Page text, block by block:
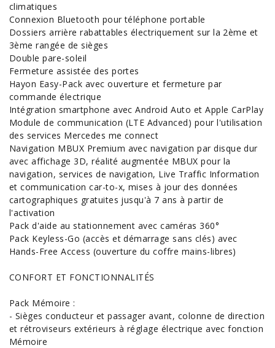
climatiques
Connexion Bluetooth pour téléphone portable
Dossiers arrière rabattables électriquement sur la 2ème et
3ème rangée de sièges
Double pare-soleil
Fermeture assistée des portes
Hayon Easy-Pack avec ouverture et fermeture par
commande électrique
Intégration smartphone avec AndroidAuto et Apple CarPlay
Module de communication (LTE Advanced) pour l'utilisation
des services Mercedes me connect
Navigation MBUX Premium avec navigation par disque dur
avec affichage 3D, réalité augmentée MBUX pour la
navigation, services de navigation, Live Traffic Information
et communication car-to-x, mises à jour des données
cartographiques gratuites jusqu'à 7 ans à partir de
l'activation
Pack d'aide au stationnement avec caméras 360°
Pack Keyless-Go (accès et démarrage sans clés) avec
Hands-Free Access (ouverture du coffre mains-libres)
CONFORT ET FONCTIONNALITÉS
Pack Mémoire :
- Sièges conducteur et passager avant, colonne de direction
et rétroviseurs extérieurs à réglage électrique avec fonction
Mémoire